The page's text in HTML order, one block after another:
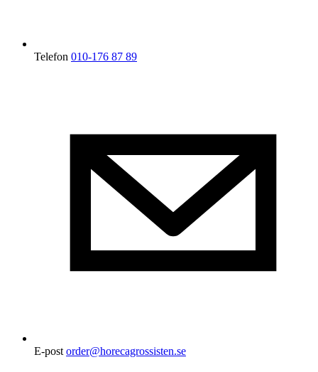
Telefon 010-176 87 89
E-post order@horecagrossisten.se